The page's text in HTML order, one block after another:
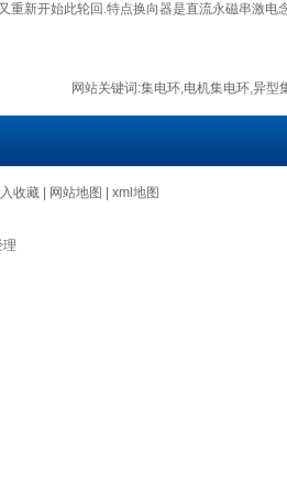
新开始此轮回.特点换向器是直流永磁串激电
网站关键词:集电环,电机集电环,异型
收藏 网站地图
xml地图